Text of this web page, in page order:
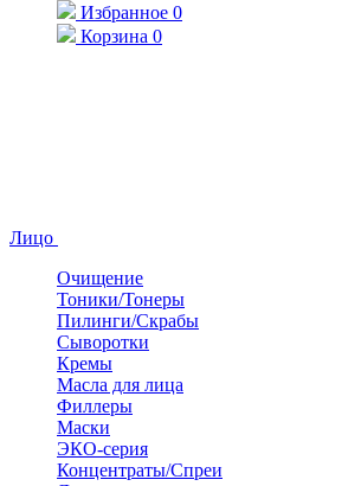
Избранное 0
Корзина 0
Лицо
Очищение
Тоники/Тонеры
Пилинги/Скрабы
Сыворотки
Кремы
Масла для лица
Филлеры
Маски
ЭКО-серия
Концентраты/Спреи